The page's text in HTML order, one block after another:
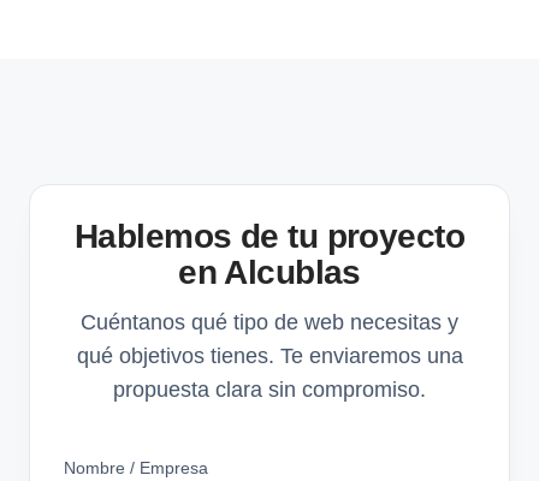
Hablemos de tu proyecto
en Alcublas
Cuéntanos qué tipo de web necesitas y
qué objetivos tienes. Te enviaremos una
propuesta clara sin compromiso.
Nombre / Empresa